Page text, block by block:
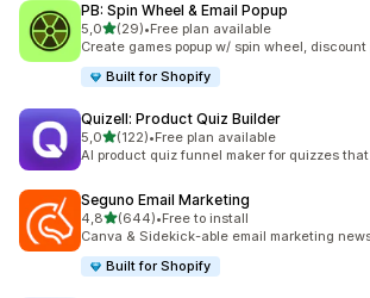
PB: Spin Wheel & Email Popup
5,0z 5 hvězd
(29)
Celkový počet recenzí: 29
•Free plan available
Create games popup w/ spin wheel, discount
Built for Shopify
Quizell: Product Quiz Builder
5,0z 5 hvězd
(122)
Celkový počet recenzí: 122
•Free plan available
AI product quiz funnel maker for quizzes
Seguno Email Marketing
4,8z 5 hvězd
(644)
Celkový počet recenzí: 644
•Free to install
Canva & Sidekick-able email marketing
Built for Shopify